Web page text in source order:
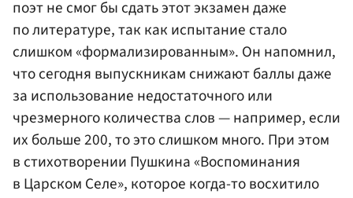
поэт не смог бы сдать этот экзамен даже
по литературе, так как испытание стало
слишком «формализированным». Он напомнил,
что сегодня выпускникам снижают баллы даже
за использование недостаточного или
чрезмерного количества слов — например, если
их больше 200, то это слишком много. При этом
в стихотворении Пушкина «Воспоминания
в Царском Селе», которое когда-то восхитило